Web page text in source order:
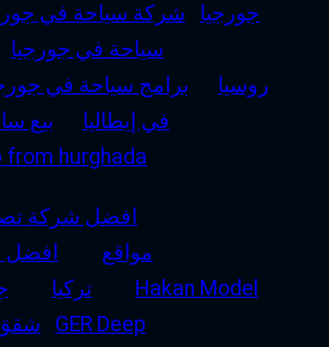
جورجيا
شركة سياحة في
سياحة في جورجيا
روسيا
برامج سياحة في
في إيطاليا
بيع
from hurghada
افضل شركة
مواقع
تركيا
Hakan Model
شقق
GER Deep